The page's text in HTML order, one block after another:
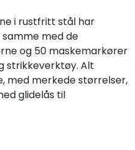
i rustfritt stål har
med de
og 50 maskemarkører
strikkeverktøy. Alt
med merkede størrelser,
glidelås til